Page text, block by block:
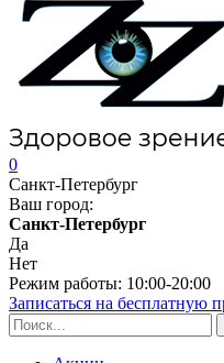
0
Санкт-Петербург
Ваш город:
Санкт-Петербург
Да
Нет
Режим работы: 10:00-20:00
Записаться на бесплатную